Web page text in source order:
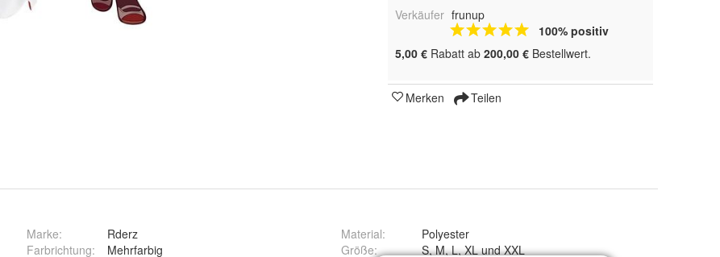
Verkäufer frunup
100% positiv
5,00 € Rabatt ab 200,00 € Bestellwert.
Merken Teilen
Marke:
Rderz
Farbrichtung: Mehrfarbig
Material:
Polyester
Größe: S, M, L, XL und XXL